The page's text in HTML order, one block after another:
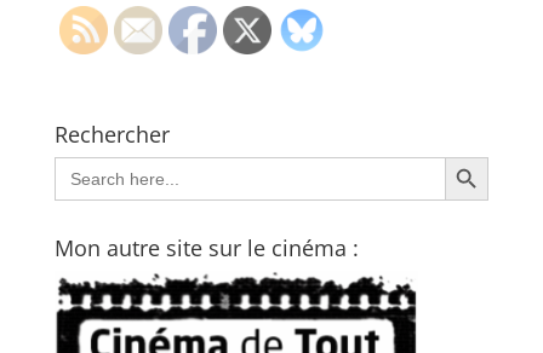
Rechercher
Search
for:
Search Button
Mon autre site sur le cinéma :